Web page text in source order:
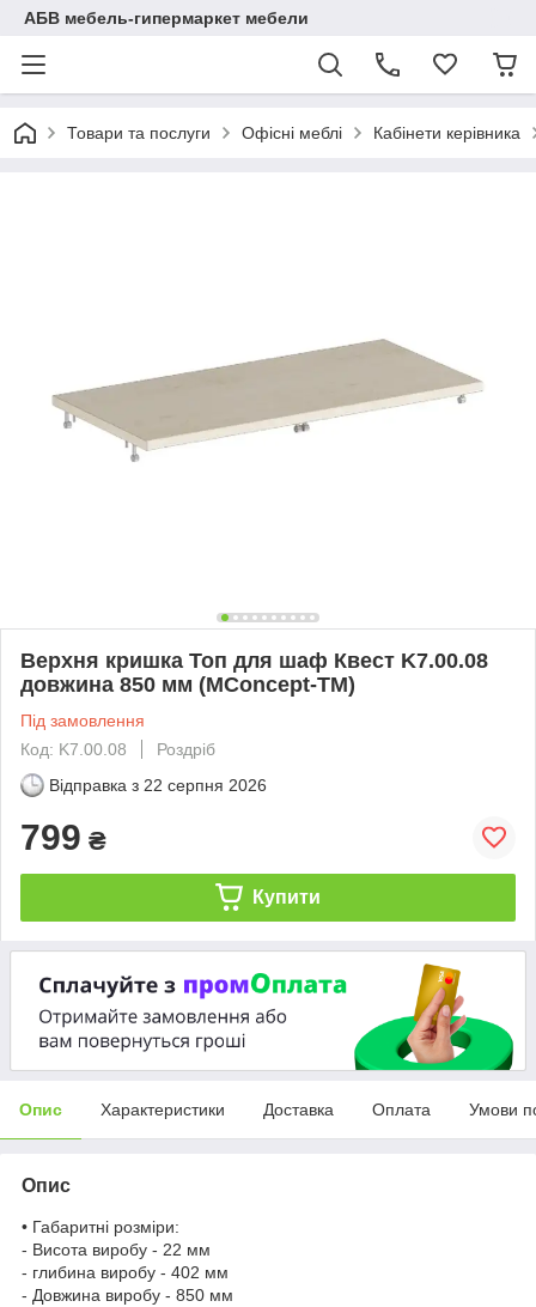
АБВ мебель-гипермаркет мебели
Товари та послуги Офісні меблі Кабінети керівника
Верхня кришка Топ для шаф Квест K7.00.08
довжина 850 мм (MConcept-ТМ)
Під замовлення
Код: K7.00.08
Роздріб
Відправка з 22 серпня 2026
799 ₴
Купити
Опис Характеристики Доставка Оплата Умови
Опис
• Габаритні розміри:
- Висота виробу - 22 мм
- глибина виробу - 402 мм
- Довжина виробу - 850 мм